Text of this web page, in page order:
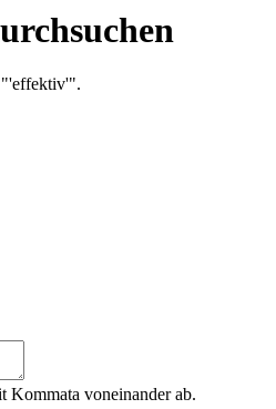
"'effektiv'".
Kommata voneinander ab.